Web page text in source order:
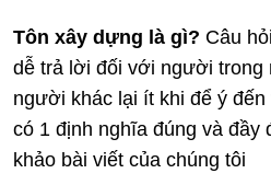
Tôn xây dựng là gì? Câu
dễ trả lời đối với người trong
người khác lại ít khi để ý
có 1 định nghĩa đúng và đầy
khảo bài viết của chúng tôi